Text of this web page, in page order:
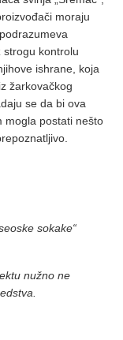
moraju
kontrolu
ishrane, koja
žarkovačkog
se da bi ova
mogla postati nešto
sokake“
nužno ne